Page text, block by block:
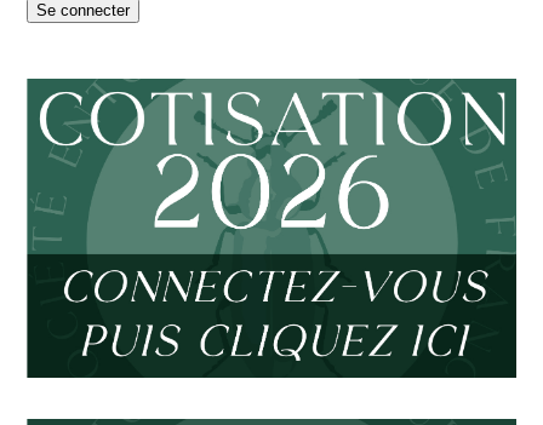
Se connecter